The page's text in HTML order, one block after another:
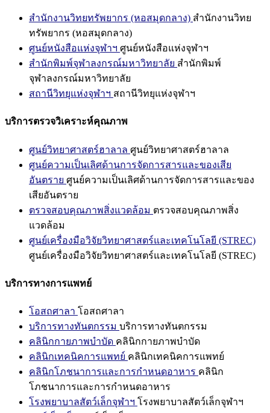
สำนักงานวิทยทรัพยากร (หอสมุดกลาง) สำนักงานวิทย
ทรัพยากร (หอสมุดกลาง)
ศูนย์หนังสือแห่งจุฬาฯ ศูนย์หนังสือแห่งจุฬาฯ
สำนักพิมพ์จุฬาลงกรณ์มหาวิทยาลัย สำนักพิมพ์
จุฬาลงกรณ์มหาวิทยาลัย
สถานีวิทยุแห่งจุฬาฯ สถานีวิทยุแห่งจุฬาฯ
บริการตรวจวิเคราะห์คุณภาพ
ศูนย์วิทยาศาสตร์ฮาลาล ศูนย์วิทยาศาสตร์ฮาลาล
ศูนย์ความเป็นเลิศด้านการจัดการสารและของเสีย
อันตราย ศูนย์ความเป็นเลิศด้านการจัดการสารและของ
เสียอันตราย
ตรวจสอบคุณภาพสิ่งแวดล้อม ตรวจสอบคุณภาพสิ่ง
แวดล้อม
ศูนย์เครื่องมือวิจัยวิทยาศาสตร์และเทคโนโลยี (STREC)
ศูนย์เครื่องมือวิจัยวิทยาศาสตร์และเทคโนโลยี (STREC)
บริการทางการแพทย์
โอสถศาลา โอสถศาลา
บริการทางทันตกรรม บริการทางทันตกรรม
คลินิกกายภาพบำบัด คลินิกกายภาพบำบัด
คลินิกเทคนิคการแพทย์ คลินิกเทคนิคการแพทย์
คลินิกโภชนาการและการกำหนดอาหาร คลินิก
โภชนาการและการกำหนดอาหาร
โรงพยาบาลสัตว์เล็กจุฬาฯ โรงพยาบาลสัตว์เล็กจุฬาฯ